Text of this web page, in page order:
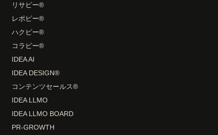
リサピー®
レポピー®
ハクピー®
コラピー®
IDEA AI
IDEA DESIGN®
コンテンツセールス®
IDEA LLMO
IDEA LLMO BOARD
PR-GROWTH